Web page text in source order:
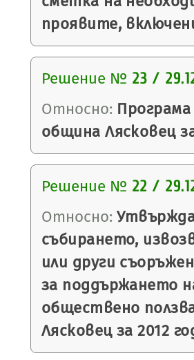
проявите,
Решение № 23 /
Относно:
община Лясковец
Решение № 22 /
Относно:
събирането,
или други
за поддържането
обществено
Лясковец за 2012